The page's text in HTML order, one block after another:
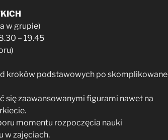
w grupie)
– 19.45
kroków podstawowych po skomplikowane
zaawansowanymi figurami nawet na
momentu rozpoczęcia nauki
w zajęciach.